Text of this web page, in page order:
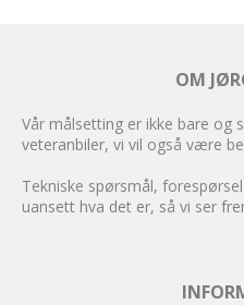
OM
Vår målsetting er ikke bare og
veteranbiler, vi vil også være
Tekniske spørsmål,
uansett hva det er, så vi ser